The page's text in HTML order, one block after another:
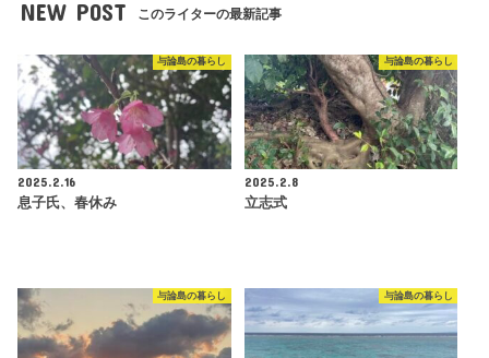
NEW POST このライターの最新記事
与論島の暮らし
2025.2.16
息子氏、春休み
与論島の暮らし
2025.2.8
立志式
与論島の暮らし 与論島の暮らし